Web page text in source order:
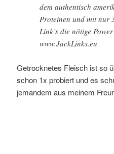
dem authentisch
Proteinen und mit nur
Link’s die nötige
www.JackLinks.eu
Getrocknetes Fleisch ist so
schon 1x probiert und es
jemandem aus meinem